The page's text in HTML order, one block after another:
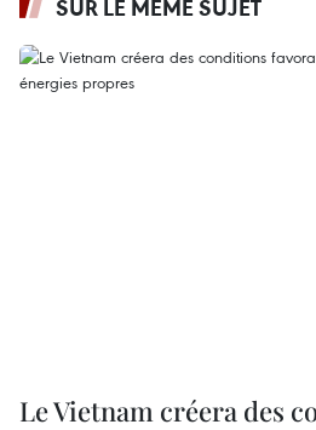
SUR LE MÊME SUJET
Le Vietnam créera des